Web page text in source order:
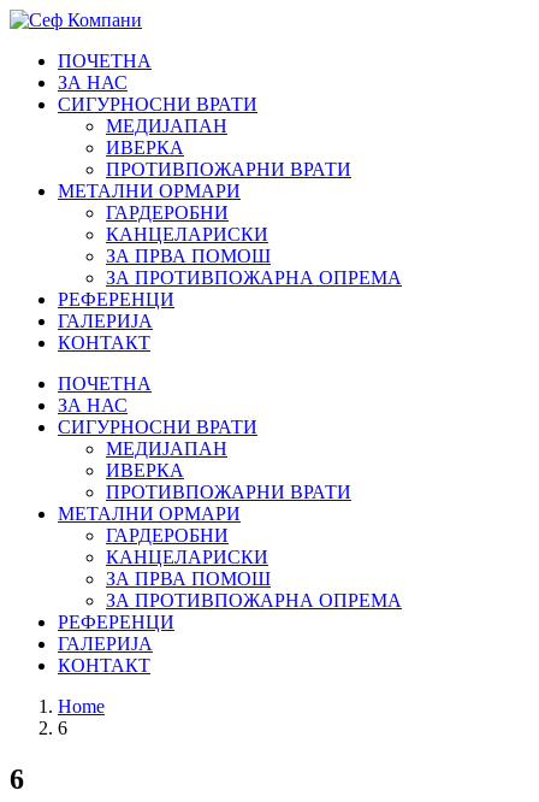
ПОЧЕТНА
ЗА НАС
СИГУРНОСНИ ВРАТИ
МЕДИЈАПАН
ИВЕРКА
ПРОТИВПОЖАРНИ ВРАТИ
МЕТАЛНИ ОРМАРИ
ГАРДЕРОБНИ
КАНЦЕЛАРИСКИ
ЗА ПРВА ПОМОШ
ЗА ПРОТИВПОЖАРНА ОПРЕМА
РЕФЕРЕНЦИ
ГАЛЕРИЈА
КОНТАКТ
ПОЧЕТНА
ЗА НАС
СИГУРНОСНИ ВРАТИ
МЕДИЈАПАН
ИВЕРКА
ПРОТИВПОЖАРНИ ВРАТИ
МЕТАЛНИ ОРМАРИ
ГАРДЕРОБНИ
КАНЦЕЛАРИСКИ
ЗА ПРВА ПОМОШ
ЗА ПРОТИВПОЖАРНА ОПРЕМА
РЕФЕРЕНЦИ
ГАЛЕРИЈА
КОНТАКТ
Home
6
6